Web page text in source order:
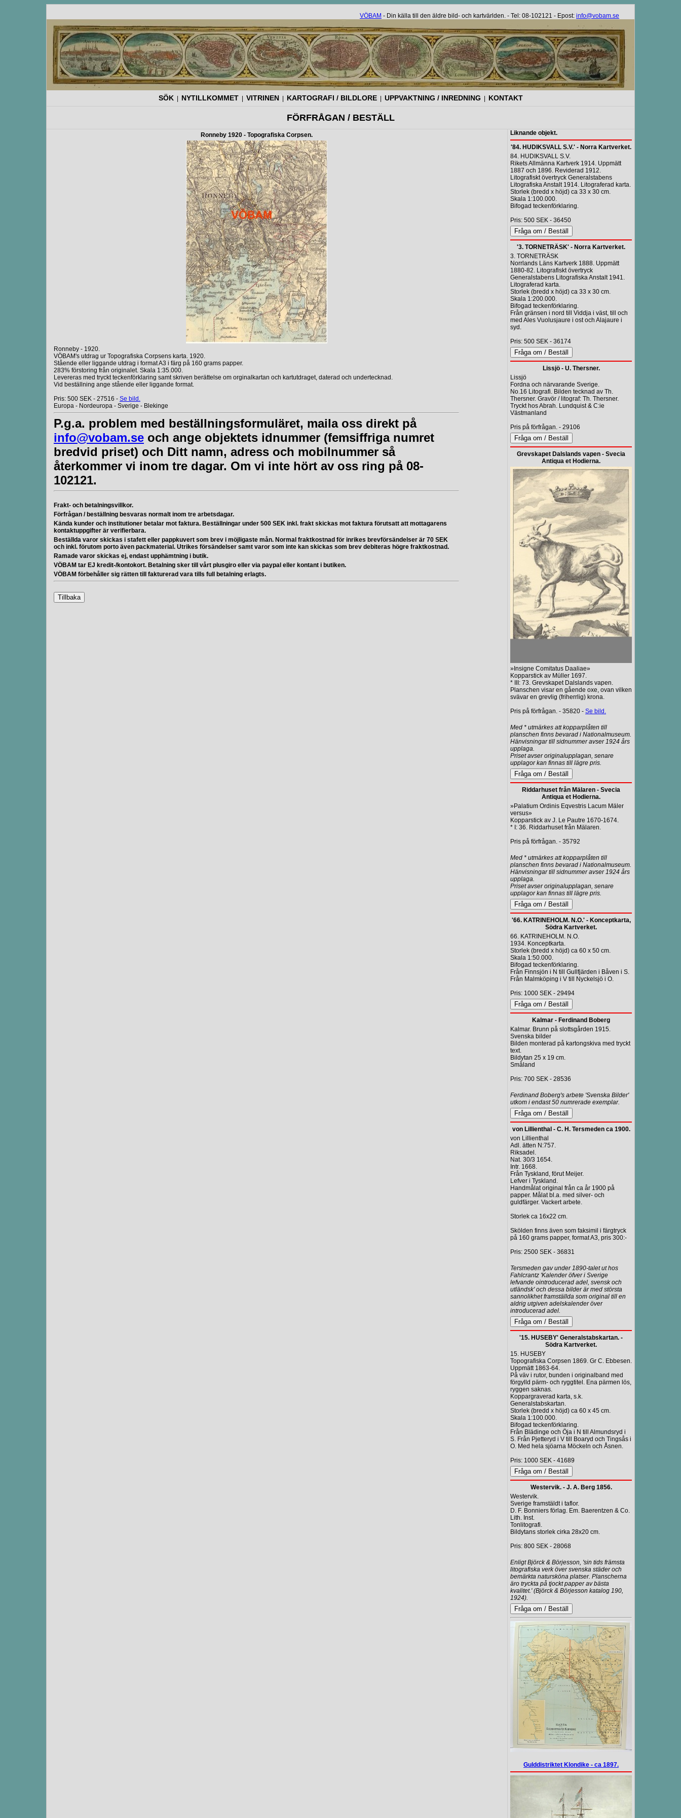
VÖBAM - Din källa till den äldre bild- och kartvärlden. - Tel: 08-102121 - Epost: info@vobam.se
SÖK NYTILLKOMMET VITRINEN KARTOGRAFI / BILDLORE UPPVAKTNING / INREDNING KONTAKT
FÖRFRÅGAN / BESTÄLL
Liknande objekt.
'84. HUDIKSVALL S.V.' - Norra Kartverket.
84. HUDIKSVALL S.V.
Rikets Allmänna Kartverk 1914. Uppmätt
1887 och 1896. Reviderad 1912.
Litografiskt övertryck Generalstabens
Litografiska Anstalt 1914. Litograferad karta.
Storlek (bredd x höjd) ca 33 x 30 cm.
Skala 1:100.000.
Bifogad teckenförklaring.
Pris: 500 SEK - 36450
'3. TORNETRÄSK' - Norra Kartverket.
3. TORNETRÄSK
Norrlands Läns Kartverk 1888. Uppmätt
1880-82. Litografiskt övertryck
Generalstabens Litografiska Anstalt 1941.
Litograferad karta.
Storlek (bredd x höjd) ca 33 x 30 cm.
Skala 1:200.000.
Bifogad teckenförklaring.
Från gränsen i nord till Viddja i väst, till och
med Ales Vuolusjaure i ost och Alajaure i
syd.
Pris: 500 SEK - 36174
Lissjö - U. Thersner.
Lissjö
Fordna och närvarande Sverige.
No.16 Litografi. Bilden tecknad av Th.
Thersner. Gravör / litograf: Th. Thersner.
Tryckt hos Abrah. Lundquist & C:ie
Västmanland
Pris på förfrågan. - 29106
Grevskapet Dalslands vapen - Svecia
Antiqua et Hodierna.
»Insigne Comitatus Daaliae»
Kopparstick av Müller 1697.
* III: 73. Grevskapet Dalslands vapen.
Planschen visar en gående oxe, ovan vilken
svävar en grevlig (friherrlig) krona.
Pris på förfrågan. - 35820 - Se bild.
Med * utmärkes att kopparplåten till
planschen finns bevarad i Nationalmuseum.
Hänvisningar till sidnummer avser 1924 års
upplaga.
Priset avser originalupplagan, senare
upplagor kan finnas till lägre pris.
Riddarhuset från Mälaren - Svecia
Antiqua et Hodierna.
»Palatium Ordinis Eqvestris Lacum Mäler
versus»
Kopparstick av J. Le Pautre 1670-1674.
* I: 36. Riddarhuset från Mälaren.
Pris på förfrågan. - 35792
Med * utmärkes att kopparplåten till
planschen finns bevarad i Nationalmuseum.
Hänvisningar till sidnummer avser 1924 års
upplaga.
Priset avser originalupplagan, senare
upplagor kan finnas till lägre pris.
'66. KATRINEHOLM. N.O.' - Konceptkarta,
Södra Kartverket.
66. KATRINEHOLM. N.O.
1934. Konceptkarta.
Storlek (bredd x höjd) ca 60 x 50 cm.
Skala 1:50.000.
Bifogad teckenförklaring.
Från Finnsjön i N till Gullfjärden i Båven i S.
Från Malmköping i V till Nyckelsjö i O.
Pris: 1000 SEK - 29494
Kalmar - Ferdinand Boberg
Kalmar. Brunn på slottsgården 1915.
Svenska bilder
Bilden monterad på kartongskiva med tryckt
text.
Bildytan 25 x 19 cm.
Småland
Pris: 700 SEK - 28536
Ferdinand Boberg's arbete 'Svenska Bilder'
utkom i endast 50 numrerade exemplar.
von Lillienthal - C. H. Tersmeden ca 1900.
von Lillienthal
Adl. ätten N:757.
Riksadel.
Nat. 30/3 1654.
Intr. 1668.
Från Tyskland, förut Meijer.
Lefver i Tyskland.
Handmålat original från ca år 1900 på
papper. Målat bl.a. med silver- och
guldfärger. Vackert arbete.
Storlek ca 16x22 cm.
Skölden finns även som faksimil i färgtryck
på 160 grams papper, format A3, pris 300:-
Pris: 2500 SEK - 36831
Tersmeden gav under 1890-talet ut hos
Fahlcrantz 'Kalender öfver i Sverige
lefvande ointroducerad adel, svensk och
utländsk' och dessa bilder är med största
sannolikhet framställda som original till en
aldrig utgiven adelskalender över
introducerad adel.
'15. HUSEBY' Generalstabskartan. -
Södra Kartverket.
15. HUSEBY
Topografiska Corpsen 1869. Gr C. Ebbesen.
Uppmätt 1863-64.
På väv i rutor, bunden i originalband med
förgylld pärm- och ryggtitel. Ena pärmen lös,
ryggen saknas.
Koppargraverad karta, s.k.
Generalstabskartan.
Storlek (bredd x höjd) ca 60 x 45 cm.
Skala 1:100.000.
Bifogad teckenförklaring.
Från Blädinge och Öja i N till Almundsryd i
S. Från Pjetteryd i V till Boaryd och Tingsås i
O. Med hela sjöarna Möckeln och Åsnen.
Pris: 1000 SEK - 41689
Westervik. - J. A. Berg 1856.
Westervik.
Sverige framstäldt i taflor.
D. F. Bonniers förlag. Em. Baerentzen & Co.
Lith. Inst.
Tonlitografi.
Bildytans storlek cirka 28x20 cm.
Pris: 800 SEK - 28068
Enligt Björck & Börjesson, 'sin tids främsta
litografiska verk över svenska städer och
bemärkta natursköna platser. Planscherna
äro tryckta på tjockt papper av bästa
kvalitet.' (Björck & Börjesson katalog 190,
1924).
Gulddistriktet Klondike - ca 1897.
Ronneby 1920 - Topografiska Corpsen.
Ronneby - 1920.
VÖBAM's utdrag ur Topografiska Corpsens karta. 1920.
Stående eller liggande utdrag i format A3 i färg på 160 grams papper.
283% förstoring från originalet. Skala 1:35.000.
Levereras med tryckt teckenförklaring samt skriven berättelse om orginalkartan och kartutdraget, daterad och undertecknad.
Vid beställning ange stående eller liggande format.
Pris: 500 SEK - 27516 - Se bild.
Europa - Nordeuropa - Sverige - Blekinge
P.g.a. problem med beställningsformuläret, maila oss direkt på
info@vobam.se och ange objektets idnummer (femsiffriga numret
bredvid priset) och Ditt namn, adress och mobilnummer så
återkommer vi inom tre dagar. Om vi inte hört av oss ring på 08-
102121.
Frakt- och betalningsvillkor.
Förfrågan / beställning besvaras normalt inom tre arbetsdagar.
Kända kunder och institutioner betalar mot faktura. Beställningar under 500 SEK inkl. frakt skickas mot faktura förutsatt att mottagarens
kontaktuppgifter är verifierbara.
Beställda varor skickas i stafett eller pappkuvert som brev i möjligaste mån. Normal fraktkostnad för inrikes brevförsändelser är 70 SEK
och inkl. förutom porto även packmaterial. Utrikes försändelser samt varor som inte kan skickas som brev debiteras högre fraktkostnad.
Ramade varor skickas ej, endast upphämtning i butik.
VÖBAM tar EJ kredit-/kontokort. Betalning sker till vårt plusgiro eller via paypal eller kontant i butiken.
VÖBAM förbehåller sig rätten till fakturerad vara tills full betalning erlagts.